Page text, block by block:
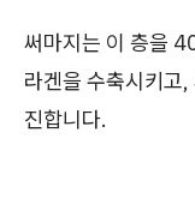
써마지는 이 층을
라겐을 수축시키고
진합니다.